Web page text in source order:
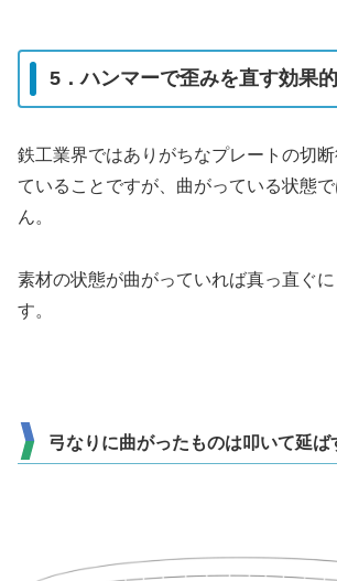
5．ハンマーで歪みを直す効果
鉄工業界ではありがちなプレートの切
ていることですが、曲がっている状態
ん。
素材の状態が曲がっていれば真っ直ぐ
す。
弓なりに曲がったものは叩いて延ば